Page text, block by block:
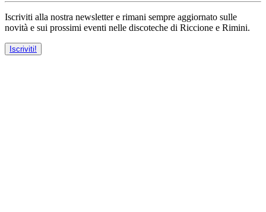
Iscriviti alla nostra newsletter e rimani sempre aggiornato sulle
novità e sui prossimi eventi nelle discoteche di Riccione e Rimini.
Iscriviti!